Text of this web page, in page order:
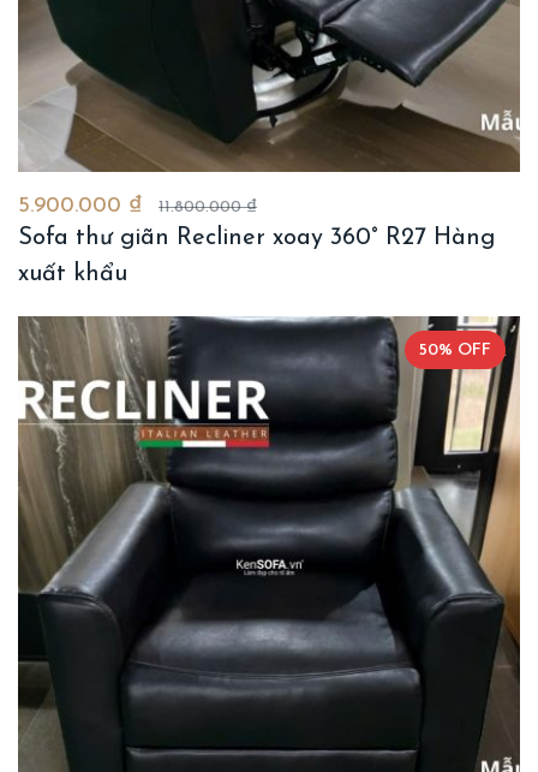
5.900.000 ₫ 11.800.000 ₫
Sofa thư giãn Recliner xoay 360° R27 Hàng
xuất khẩu
50% OFF